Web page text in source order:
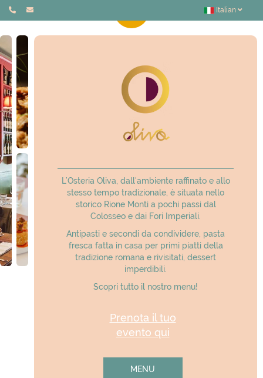
Italian
L’Osteria Oliva, dall'ambiente raffinato e allo
stesso tempo tradizionale, è situata nello
storico Rione Monti a pochi passi dal
Colosseo e dai Fori Imperiali.
Antipasti e secondi da condividere, pasta
fresca fatta in casa per primi piatti della
tradizione romana e rivisitati, dessert
imperdibili.
Scopri tutto il nostro menu!
Prenota il tuo
evento qui
MENU